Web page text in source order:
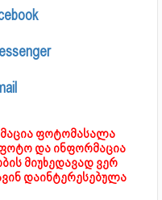
ფოტომასალა
და ინფორმაცია
მიუხედავად ვერ
დაინტერესებულა